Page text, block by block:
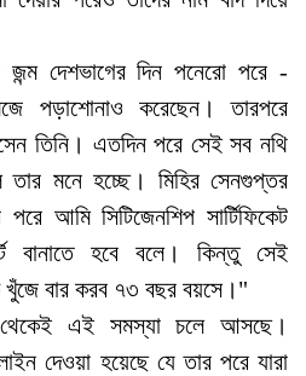
জন্ম দেশভাগের দিন পনেরো পরে -
পড়াশোনাও করেছেন। তারপরে
তিনি। এতদিন পরে সেই সব নথি
মনে হচ্ছে। মিহির সেনগুপ্তর
আমি সিটিজেনশিপ সার্টিফিকেট
বানাতে হবে বলে। কিন্তু সেই
খুঁজে বার করব ৭৩ বছর বয়সে।"
এই সমস্যা চলে আসছে।
দেওয়া হয়েছে যে তার পরে যারা